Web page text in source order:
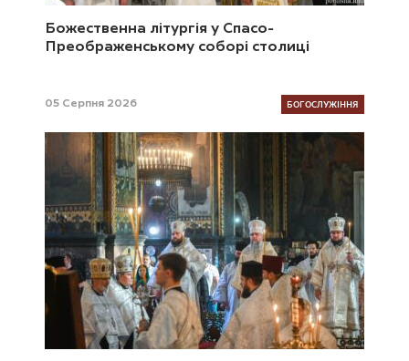
Божественна літургія у Спасо-
Преображенському соборі столиці
05 Серпня 2026 БОГОСЛУЖІННЯ